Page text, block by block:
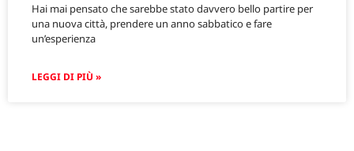
Hai mai pensato che sarebbe stato davvero bello partire per
una nuova città, prendere un anno sabbatico e fare
un’esperienza
LEGGI DI PIÙ »